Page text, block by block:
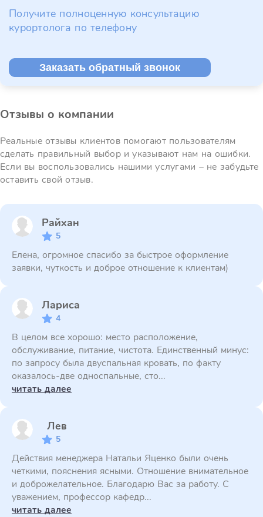
Получите полноценную консультацию
курортолога по телефону
Заказать обратный звонок
Отзывы о компании
Реальные отзывы клиентов помогают пользователям
сделать правильный выбор и указывают нам на ошибки.
Если вы воспользовались нашими услугами – не забудьте
оставить свой отзыв.
Райхан
5
Елена, огромное спасибо за быстрое оформление
заявки, чуткость и доброе отношение к клиентам)
Лариса
4
В целом все хорошо: место расположение,
обслуживание, питание, чистота. Единственный минус:
по запросу была двуспальная кровать, по факту
оказалось-две односпальные, сто...
читать далее
Лев
5
Действия менеджера Натальи Яценко были очень
четкими, пояснения ясными. Отношение внимательное
и доброжелательное. Благодарю Вас за работу. С
уважением, профессор кафедр...
читать далее